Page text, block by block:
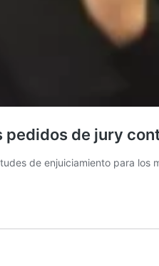
de jury
de enjuiciamiento para